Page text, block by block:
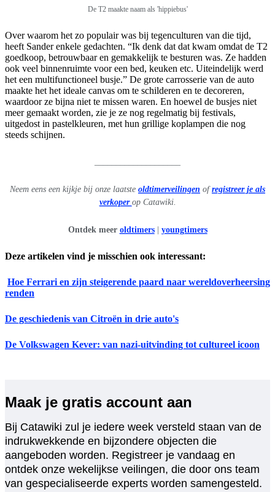
De T2 maakte naam als 'hippiebus'
Over waarom het zo populair was bij tegenculturen van die tijd,
heeft Sander enkele gedachten. “Ik denk dat dat kwam omdat de T2
goedkoop, betrouwbaar en gemakkelijk te besturen was. Ze hadden
ook veel binnenruimte voor een bed, keuken etc. Uiteindelijk werd
het een multifunctioneel busje.” De grote carrosserie van de auto
maakte het het ideale canvas om te schilderen en te decoreren,
waardoor ze bijna niet te missen waren. En hoewel de busjes niet
meer gemaakt worden, zie je ze nog regelmatig bij festivals,
uitgedost in pastelkleuren, met hun grillige koplampen die nog
steeds schijnen.
Neem eens een kijkje bij onze laatste oldtimerveilingen ofregistreer je als
verkoper op Catawiki.
Ontdek meer oldtimers| youngtimers
Deze artikelen vind je misschien ook interessant:
Hoe Ferrari en zijn steigerende paard naar wereldoverheersing
renden
De geschiedenis van Citroën in drie auto's
De Volkswagen Kever: van nazi-uitvinding tot cultureel icoon
Maak je gratis account aan
Bij Catawiki zul je iedere week versteld staan van de
indrukwekkende en bijzondere objecten die
aangeboden worden. Registreer je vandaag en
ontdek onze wekelijkse veilingen, die door ons team
van gespecialiseerde experts worden samengesteld.